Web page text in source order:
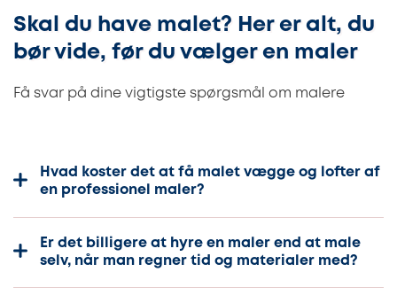
Skal du have malet? Her er alt, du
bør vide, før du vælger en maler
Få svar på dine vigtigste spørgsmål om malere
Hvad koster det at få malet vægge og lofter af
en professionel maler?
Er det billigere at hyre en maler end at male
selv, når man regner tid og materialer med?